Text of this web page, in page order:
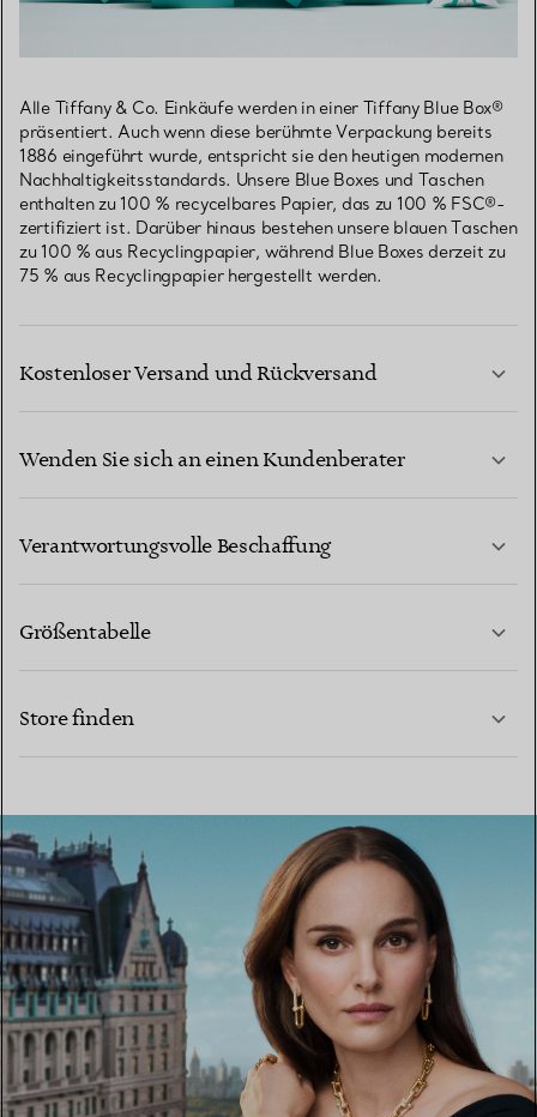
Alle Tiffany & Co. Einkäufe werden in einer Tiffany Blue Box®
präsentiert. Auch wenn diese berühmte Verpackung bereits
1886 eingeführt wurde, entspricht sie den heutigen modernen
Nachhaltigkeitsstandards. Unsere Blue Boxes und Taschen
enthalten zu 100 % recycelbares Papier, das zu 100 % FSC®-
zertifiziert ist. Darüber hinaus bestehen unsere blauen Taschen
zu 100 % aus Recyclingpapier, während Blue Boxes derzeit zu
75 % aus Recyclingpapier hergestellt werden.
Kostenloser Versand und Rückversand
Wenden Sie sich an einen Kundenberater
Verantwortungsvolle Beschaffung
Größentabelle
Store finden
EINEN STORE IN IHRER NÄHE FINDEN